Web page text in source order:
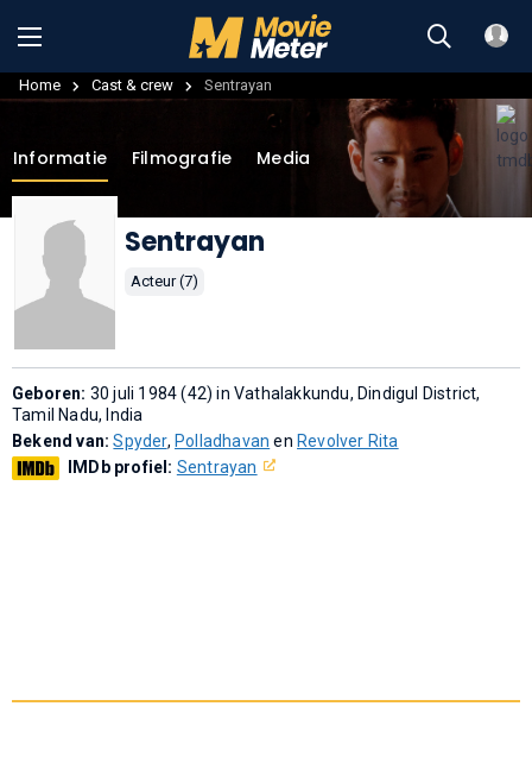
Home Cast & crew Sentrayan
Informatie Filmografie Media
Sentrayan
Acteur (7)
Geboren: 30 juli 1984 (42) in Vathalakkundu, Dindigul District,
Tamil Nadu, India
Bekend van:Spyder, Polladhavan en Revolver Rita
IMDb profiel: Sentrayan